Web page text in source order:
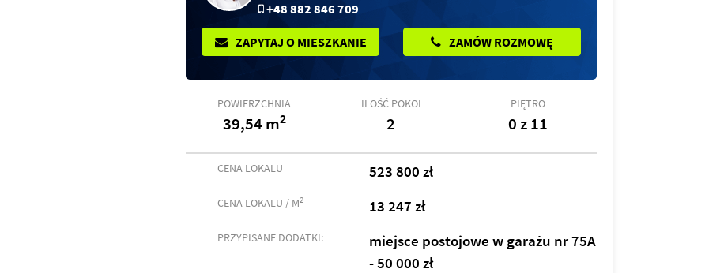
+48 882 846 709
ZAPYTAJ O MIESZKANIE ZAMÓW ROZMOWĘ
POWIERZCHNIA
39,54 m2
ILOŚĆ POKOI
2
PIĘTRO
0 z 11
CENA LOKALU 523 800 zł
CENA LOKALU / M2 13 247 zł
PRZYPISANE DODATKI:
miejsce postojowe w garażu nr 75A
- 50 000 zł